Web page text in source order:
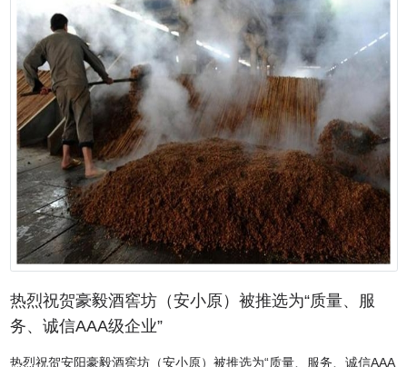
关手续办理得都非常顺利，8月下旬，仅5个工作日内就完成了工商注
册手续，政府给我们口罩厂的建设提供了很大的方便和支持！同时，
我们给周边的村民解决了30个劳动就业岗位。”该企业目前有一次性平
面口罩机生产线2条，日产量30万只，根据市场需求，还将再增加2条
生产线，日产量为20余万只。同时，公司已经在建300多平方米的无
菌车间，为后期生产一次性医用外科口罩生产做准备。安阳市育嘉纺
织有限公司董事长董国宾向安阳市第二十一中学、殷都区水冶镇北环
路小学分别捐赠口罩1000个，用于学校新型冠状病毒肺炎疫情防控工
作。这一爱心举动不仅传递着抗击疫情的信心，也温暖着全校师生的
心。董国宾表示，慈善是一项公众的事业，也是我们每个人社会责任
感的体现。希望通过捐赠防疫物资能为学校疫情防控工作尽一点绵薄
之力，助力师生守好“安全门”，共筑“防疫墙”。也希望每位师生要接过
这爱的火炬，学会感恩，学会回报，将这爱的事业传承和发扬下去。
除此之外，安阳市育嘉纺织有限公司董事长董国宾还向安阳市北关区
热烈祝贺豪毅酒窖坊（安小原）被推选为“质量、服
务、诚信AAA级企业”
热烈祝贺安阳豪毅酒窖坊（安小原）被推选为“质量、服务、诚信AAA